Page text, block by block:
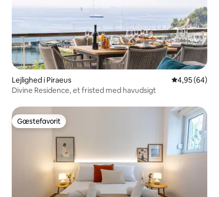
Lejlighed i Piraeus 4,95 ud af 5 i
4,95 (64)
Divine Residence, et fristed med havudsigt
Gæstefavorit
Gæstefavorit